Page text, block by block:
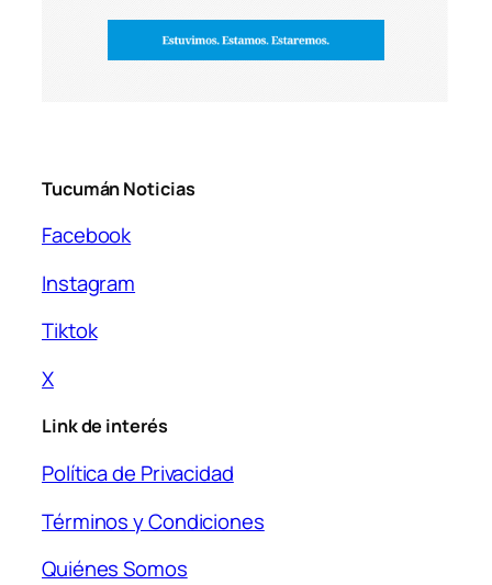
Tucumán Noticias
Facebook
Instagram
Tiktok
X
Link de interés
Política de Privacidad
Términos y Condiciones
Quiénes Somos